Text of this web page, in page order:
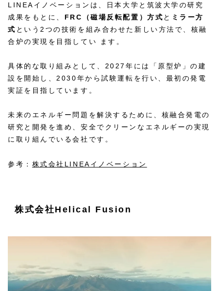
LINEAイノベーションは、日本大学と筑波大学の研究
成果をもとに、 FRC（磁場反転配置）方式 と ミラー方
式 という2つの技術を組み合わせた新しい方法で、核融
合炉の実現を目指してい ます。
具体的な取り組みとして、2027年には「原型炉」の建
設を開始し、2030年から試験運転を行い、最初の発電
実証を目指しています。
未来のエネルギー問題を解決するために、核融合発電の
研究と開発を進め、安全でクリーンなエネルギーの実現
に取り組んでいる会社です。
参考： 株式会社LINEAイノベーション
株式会社Helical Fusion